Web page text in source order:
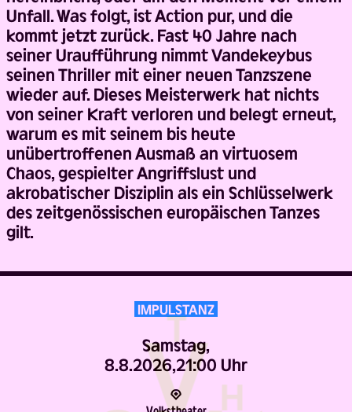
Unfall. Was folgt, ist Action pur, und die
kommt jetzt zurück. Fast 40 Jahre nach
seiner Uraufführung nimmt Vandekeybus
seinen Thriller mit einer neuen Tanzszene
wieder auf. Dieses Meisterwerk hat nichts
von seiner Kraft verloren und belegt erneut,
warum es mit seinem bis heute
unübertroffenen Ausmaß an virtuosem
Chaos, gespielter Angriffslust und
akrobatischer Disziplin als ein Schlüsselwerk
des zeitgenössischen europäischen Tanzes
gilt.
IMPULSTANZ
Samstag,
8.8.2026, 21:00 Uhr